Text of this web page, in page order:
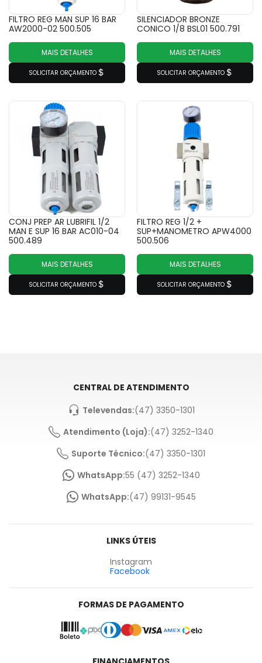
FILTRO REG MAN SUP 16 BAR
AW2000-02 500.505
MAIS DETALHES
SOLICITAR ORÇAMENTO
SILENCIADOR BRONZE
CONICO 1/8 BSL01 500.791
MAIS DETALHES
SOLICITAR ORÇAMENTO
CONJ PREP AR LUBRIFIL 1/2
MAN E SUP 16 BAR AC010-04
500.489
MAIS DETALHES
SOLICITAR ORÇAMENTO
FILTRO REG 1/2 +
SUP+MANOMETRO APW4000
500.506
MAIS DETALHES
SOLICITAR ORÇAMENTO
CENTRAL DE ATENDIMENTO
Televendas:(47) 3350-1301
Atendimento (Loja):(47) 3252-1340
Suporte Técnico:(47) 3350-1301
WhatsApp:55 (47) 3252-1340
WhatsApp:(47) 99131-9545
LINKS ÚTEIS
Instagram
Facebook
FORMAS DE PAGAMENTO